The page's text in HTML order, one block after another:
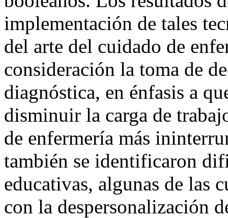
implementación de tales
del arte del cuidado de
consideración la toma de
diagnóstica, en énfasis a
disminuir la carga de
de enfermería más
también se identificaron
educativas, algunas de las
con la despersonalización